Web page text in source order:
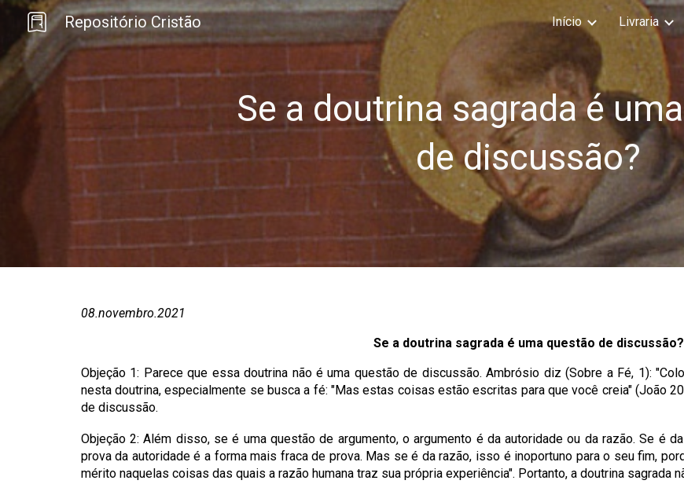
Skip to main content Skip to
Repositório Cristão Início Livraria
Se a doutrina sagrada é
de discussão?
08.novembro.2021
Se a doutrina sagrada é uma questão de discussão?
Objeção 1: Parece que essa doutrina não é uma questão de discussão. Ambrósio diz (Sobre a Fé, 1):
nesta doutrina, especialmente se busca a fé: "Mas estas coisas estão escritas para que você creia" (João
de discussão.
Objeção 2: Além disso, se é uma questão de argumento, o argumento é da autoridade ou da razão. Se é
prova da autoridade é a forma mais fraca de prova. Mas se é da razão, isso é inoportuno para o seu fim,
mérito naquelas coisas das quais a razão humana traz sua própria experiência". Portanto, a doutrina sagrada